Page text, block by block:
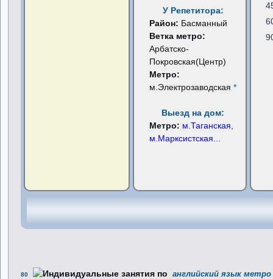
У Репетитора:
Район: Басманный
Ветка метро:
Арбатско-
Покровская(Центр)
Метро:
м.Электрозаводская*
Выезд на дом:
Метро: м.Таганская,
м.Марксистская
80 английский язык